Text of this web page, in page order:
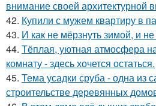
внимание своей архитектурной
42. Купили с мужем квартиру в
43. И как не мёрзнуть зимой, и
44. Тёплая, уютная атмосфера
комнату - здесь хочется остаться.
45. Тема усадки сруба - одна из
строительстве деревянных